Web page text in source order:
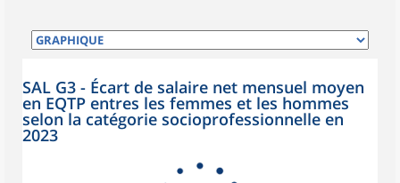
SAL G3 - Écart de salaire net mensuel moyen
en EQTP entres les femmes et les hommes
selon la catégorie socioprofessionnelle en
2023